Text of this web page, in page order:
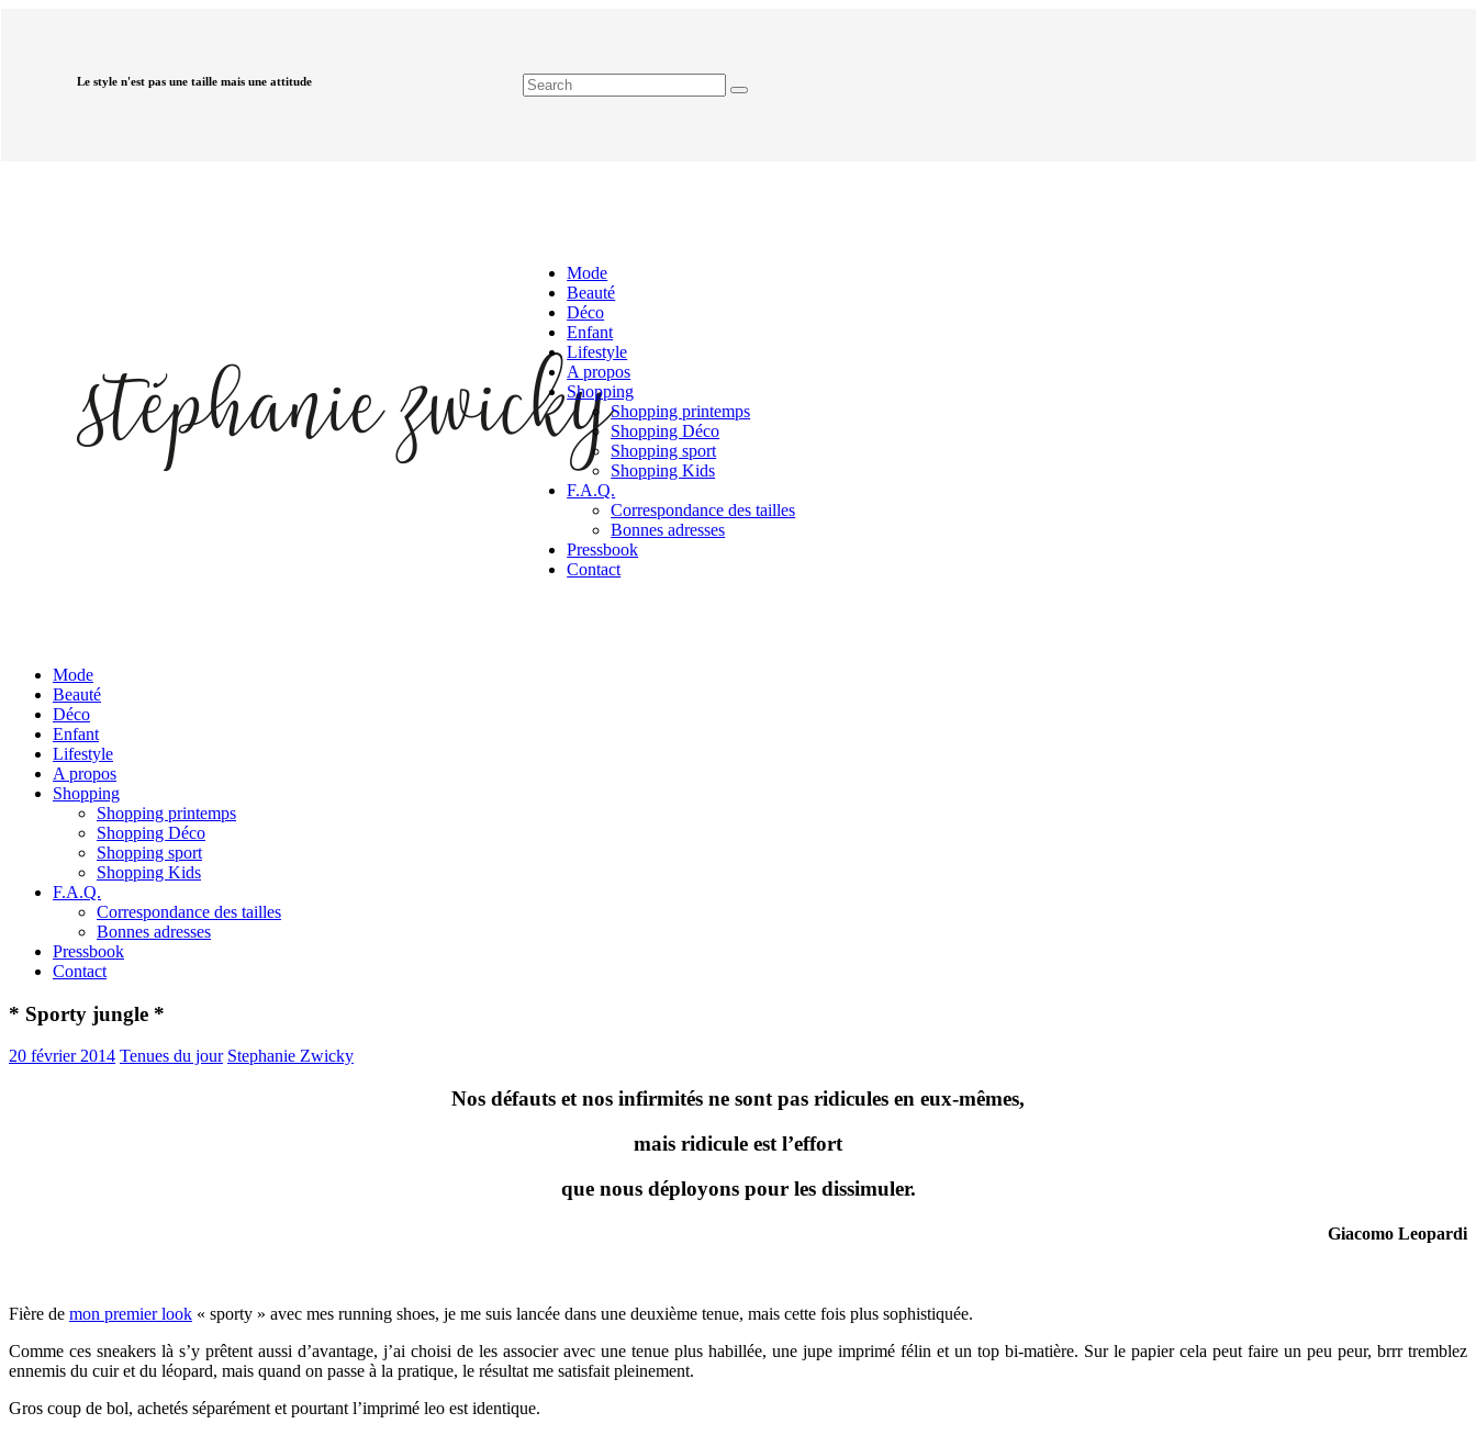
Le style n'est pas une taille mais une attitude
Mode
Beauté
Déco
Enfant
Lifestyle
A propos
Shopping
Shopping printemps
Shopping Déco
Shopping sport
Shopping Kids
F.A.Q.
Correspondance des tailles
Bonnes adresses
Pressbook
Contact
Mode
Beauté
Déco
Enfant
Lifestyle
A propos
Shopping
Shopping printemps
Shopping Déco
Shopping sport
Shopping Kids
F.A.Q.
Correspondance des tailles
Bonnes adresses
Pressbook
Contact
* Sporty jungle *
20 février 2014 Tenues du jour Stephanie Zwicky
Nos défauts et nos infirmités ne sont pas ridicules en eux-mêmes,
mais ridicule est l’effort
que nous déployons pour les dissimuler.
Giacomo Leopardi
Fière de mon premier look « sporty » avec mes running shoes, je me suis lancée dans une deuxième tenue, mais cette fois plus sophistiquée.
Comme ces sneakers là s’y prêtent aussi d’avantage, j’ai choisi de les associer avec une tenue plus habillée, une jupe imprimé félin et un top bi-matière. Sur le papier cela peut faire un peu peur, brrr tremblez
ennemis du cuir et du léopard, mais quand on passe à la pratique, le résultat me satisfait pleinement.
Gros coup de bol, achetés séparément et pourtant l’imprimé leo est identique.